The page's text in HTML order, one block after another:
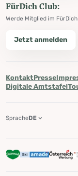
FürDich Club:
Werde Mitglied im
Jetzt anmelden
KontaktPresse
Digitale Amtstafel
SpracheDE